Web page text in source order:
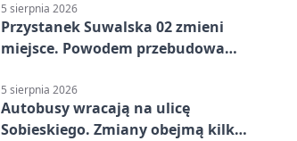
5 sierpnia 2026
Przystanek Suwalska 02 zmieni
miejsce. Powodem przebudowa
5 sierpnia 2026
Autobusy wracają na ulicę
Sobieskiego. Zmiany obejmą kilka